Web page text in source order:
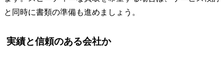
と同時に書類の準備も進めましょう。
実績と信頼のある会社か